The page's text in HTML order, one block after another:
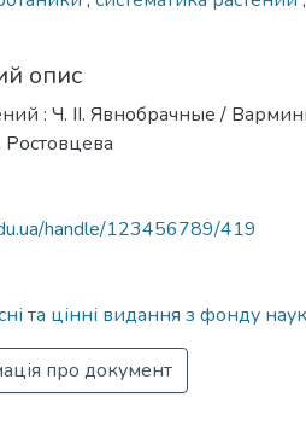
опис
: Ч. II. Явнобрачные /
Ростовцева
handle/123456789/419
та цінні видання з фонду
про документ